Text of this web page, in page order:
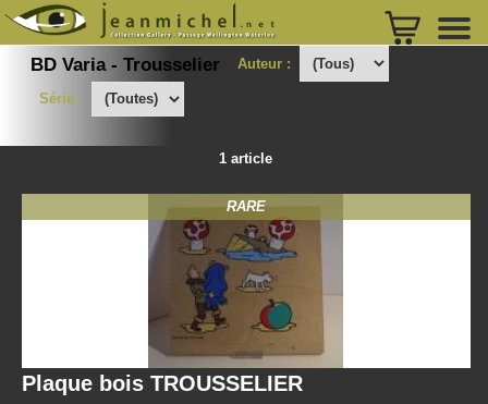
BD Varia - Trousselier Auteur :
Série :
1 article
RARE
Plaque bois TROUSSELIER